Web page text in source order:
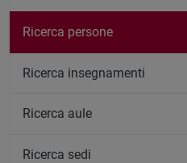
Ricerca persone
Ricerca insegnamenti
Ricerca aule
Ricerca sedi